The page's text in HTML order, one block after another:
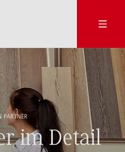
PARTNER
im Detail